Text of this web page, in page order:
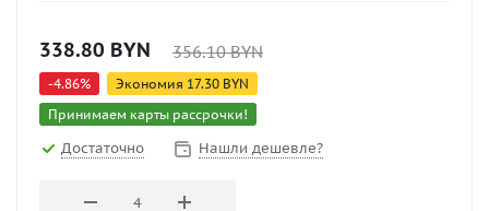
338.80 BYN 356.10BYN
-4.86% Экономия 17.30 BYN
Принимаем карты рассрочки!
Достаточно Нашли дешевле?